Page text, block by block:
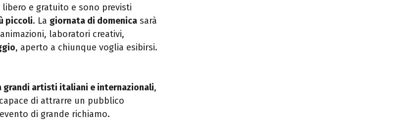
e gratuito e sono previsti
piccoli. La giornata di domenica sarà
laboratori creativi,
, aperto a chiunque voglia esibirsi.
artisti italiani e internazionali,
di attrarre un pubblico
di grande richiamo.